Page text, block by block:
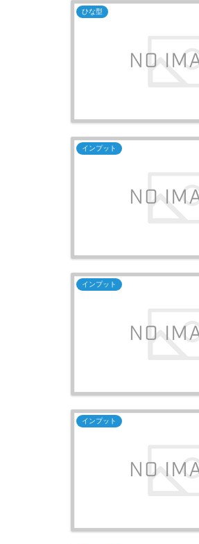
ひな型
インプット
インプット
インプット